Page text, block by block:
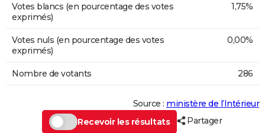
Votes blancs (en pourcentage des votes
exprimés)
1,75%
Votes nuls (en pourcentage des votes
exprimés)
0,00%
Nombre de votants 286
Source : ministère de l’Intérieur
Recevoir les résultats
Partager